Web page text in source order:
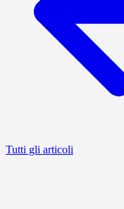
Tutti gli articoli